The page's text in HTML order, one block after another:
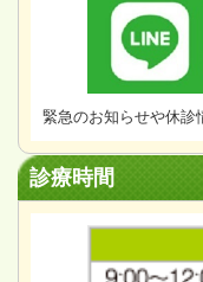
緊急のお知らせや休診
診療時間